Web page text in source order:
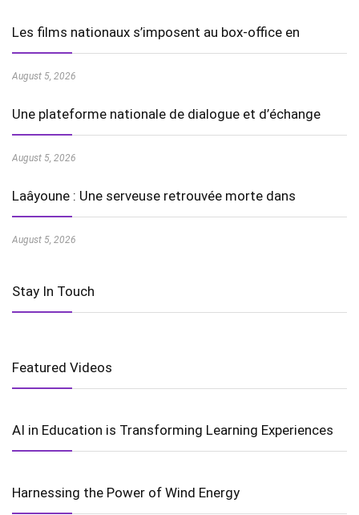
Les films nationaux s’imposent au box-office en
August 5, 2026
Une plateforme nationale de dialogue et d’échange
August 5, 2026
Laâyoune : Une serveuse retrouvée morte dans
August 5, 2026
Stay In Touch
Featured Videos
AI in Education is Transforming Learning Experiences
Harnessing the Power of Wind Energy